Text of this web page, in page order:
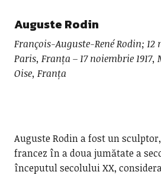
Auguste Rodin
François-Auguste-René Rodin; 12
Paris, Franța – 17 noiembrie
Oise, Franța
Auguste Rodin a fost un
francez în a doua jumătate a
începutul secolului XX,